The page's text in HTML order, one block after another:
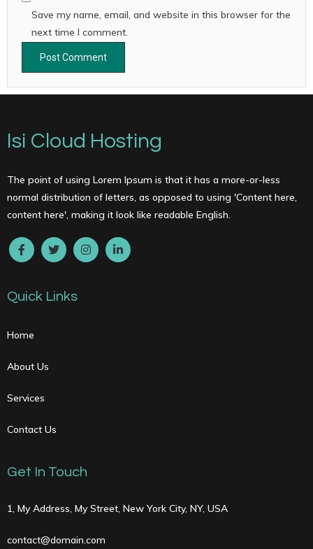
Save my name, email, and website in this browser for the
next time I comment.
Isi Cloud Hosting
The point of using Lorem Ipsum is that it has a more-or-less
normal distribution of letters, as opposed to using 'Content here,
content here', making it look like readable English.
Quick Links
Home
About Us
Services
Contact Us
Get In Touch
1, My Address, My Street, New York City, NY, USA
contact@domain.com